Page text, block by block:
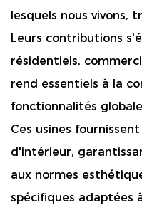
lesquels nous vivons,
Leurs contributions
résidentiels,
rend essentiels à la
fonctionnalités
Ces usines
d'intérieur,
aux normes
spécifiques adaptées